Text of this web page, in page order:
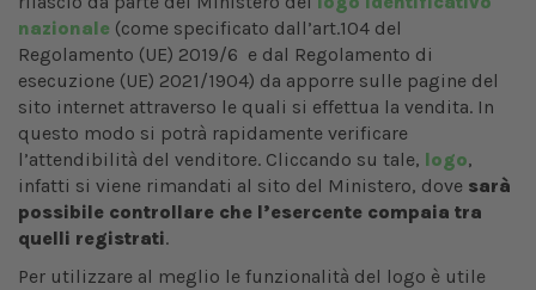
nazionale (come specificato dall’art.104 del
Regolamento (UE) 2019/6 e dal Regolamento di
esecuzione (UE) 2021/1904) da apporre sulle pagine del
sito internet attraverso le quali si effettua la vendita. In
questo modo si potrà rapidamente verificare
l’attendibilità del venditore. Cliccando su tale, logo,
infatti si viene rimandati al sito del Ministero, dove sarà
possibile controllare che l’esercente compaia tra
quelli registrati.
Per utilizzare al meglio le funzionalità del logo è utile